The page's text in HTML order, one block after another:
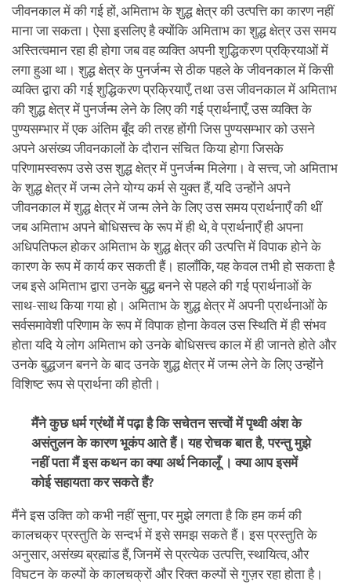
जीवनकाल में की गई हों, अमिताभ के शुद्ध क्षेत्र की उत्पत्ति का कारण नहीं
माना जा सकता। ऐसा इसलिए है क्योंकि अमिताभ का शुद्ध क्षेत्र उस समय
अस्तित्वमान रहा ही होगा जब वह व्यक्ति अपनी शुद्धिकरण प्रक्रियाओं में
लगा हुआ था। शुद्ध क्षेत्र के पुनर्जन्म से ठीक पहले के जीवनकाल में किसी
व्यक्ति द्वारा की गई शुद्धिकरण प्रक्रियाएँ, तथा उस जीवनकाल में अमिताभ
की शुद्ध क्षेत्र में पुनर्जन्म लेने के लिए की गई प्रार्थनाएँ, उस व्यक्ति के
पुण्यसम्भार में एक अंतिम बूँद की तरह होंगी जिस पुण्यसम्भार को उसने
अपने असंख्य जीवनकालों के दौरान संचित किया होगा जिसके
परिणामस्वरूप उसे उस शुद्ध क्षेत्र में पुनर्जन्म मिलेगा। वे सत्त्व, जो अमिताभ
के शुद्ध क्षेत्र में जन्म लेने योग्य कर्म से युक्त हैं, यदि उन्होंने अपने
जीवनकाल में शुद्ध क्षेत्र में जन्म लेने के लिए उस समय प्रार्थनाएँ की थीं
जब अमिताभ अपने बोधिसत्त्व के रूप में ही थे, वे प्रार्थनाएँ ही अपना
अधिपतिफल होकर अमिताभ के शुद्ध क्षेत्र की उत्पत्ति में विपाक होने के
कारण के रूप में कार्य कर सकती हैं। हालाँकि, यह केवल तभी हो सकता है
जब इसे अमिताभ द्वारा उनके बुद्ध बनने से पहले की गई प्रार्थनाओं के
साथ-साथ किया गया हो। अमिताभ के शुद्ध क्षेत्र में अपनी प्रार्थनाओं के
सर्वसमावेशी परिणाम के रूप में विपाक होना केवल उस स्थिति में ही संभव
होता यदि ये लोग अमिताभ को उनके बोधिसत्त्व काल में ही जानते होते और
उनके बुद्धजन बनने के बाद उनके शुद्ध क्षेत्र में जन्म लेने के लिए उन्होंने
विशिष्ट रूप से प्रार्थना की होती।
मैंने कुछ धर्म ग्रंथों में पढ़ा है कि सचेतन सत्त्वों में पृथ्वी अंश के
असंतुलन के कारण भूकंप आते हैं। यह रोचक बात है, परन्तु मुझे
नहीं पता मैं इस कथन का क्या अर्थ निकालूँ । क्या आप इसमें
कोई सहायता कर सकते हैं?
मैंने इस उक्ति को कभी नहीं सुना, पर मुझे लगता है कि हम कर्म की
कालचक्र प्रस्तुति के सन्दर्भ में इसे समझ सकते हैं। इस प्रस्तुति के
अनुसार, असंख्य ब्रह्मांड हैं, जिनमें से प्रत्येक उत्पत्ति, स्थायित्व, और
विघटन के कल्पों के कालचक्रों और रिक्त कल्पों से गुज़र रहा होता है।